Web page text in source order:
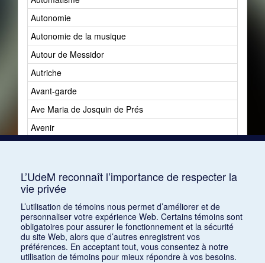
Autonomie
Autonomie de la musique
Autour de Messidor
Autriche
Avant-garde
Ave Maria de Josquin de Prés
Avenir
L’UdeM reconnaît l’importance de respecter la
vie privée
L’utilisation de témoins nous permet d’améliorer et de
personnaliser votre expérience Web. Certains témoins sont
obligatoires pour assurer le fonctionnement et la sécurité
du site Web, alors que d’autres enregistrent vos
préférences. En acceptant tout, vous consentez à notre
utilisation de témoins pour mieux répondre à vos besoins.